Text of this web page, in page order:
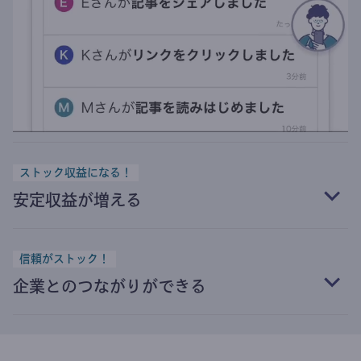
ストック収益になる！
安定収益が増える
信頼がストック！
企業とのつながりができる